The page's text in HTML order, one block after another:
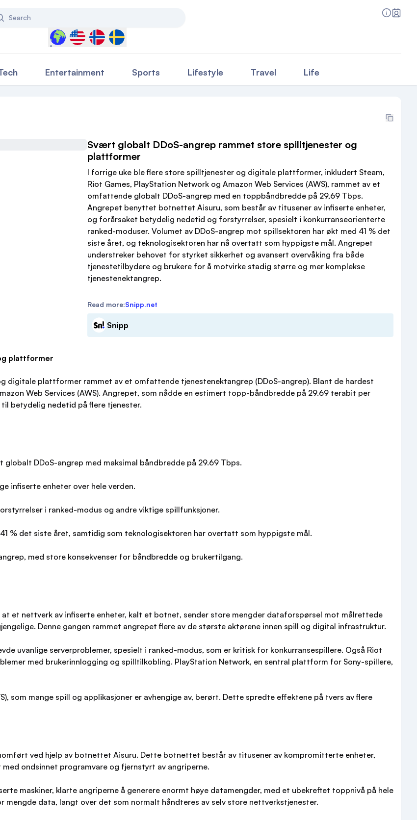
Select a country to filter content
Entertainment Sports Lifestyle Travel Life
Svært globalt DDoS-angrep rammet store spilltjenester og
plattformer
I forrige uke ble flere store spilltjenester og digitale plattformer, inkludert Steam,
Riot Games, PlayStation Network og Amazon Web Services (AWS), rammet av et
omfattende globalt DDoS-angrep med en toppbåndbredde på 29,69 Tbps.
Angrepet benyttet botnettet Aisuru, som består av titusener av infiserte enheter,
og forårsaket betydelig nedetid og forstyrrelser, spesielt i konkurranseorienterte
ranked-moduser. Volumet av DDoS-angrep mot spillsektoren har økt med 41 % det
siste året, og teknologisektoren har nå overtatt som hyppigste mål. Angrepet
understreker behovet for styrket sikkerhet og avansert overvåking fra både
tjenestetilbydere og brukere for å motvirke stadig større og mer komplekse
tjenestenektangrep.
Read more:Snipp.net
Snipp
plattformer
digitale plattformer rammet av et omfattende tjenestenektangrep (DDoS-angrep). Blant de hardest
Web Services (AWS). Angrepet, som nådde en estimert topp-båndbredde på 29.69 terabit per
betydelig nedetid på flere tjenester.
DDoS-angrep med maksimal båndbredde på 29.69 Tbps.
infiserte enheter over hele verden.
i ranked-modus og andre viktige spillfunksjoner.
% det siste året, samtidig som teknologisektoren har overtatt som hyppigste mål.
med store konsekvenser for båndbredde og brukertilgang.
et nettverk av infiserte enheter, kalt et botnet, sender store mengder dataforspørsel mot målrettede
Denne gangen rammet angrepet flere av de største aktørene innen spill og digital infrastruktur.
uvanlige serverproblemer, spesielt i ranked-modus, som er kritisk for konkurransespillere. Også Riot
med brukerinnlogging og spilltilkobling. PlayStation Network, en sentral plattform for Sony-spillere,
som mange spill og applikasjoner er avhengige av, berørt. Dette spredte effektene på tvers av flere
ved hjelp av botnettet Aisuru. Dette botnettet består av titusener av kompromitterte enheter,
ondsinnet programvare og fjernstyrt av angriperne.
maskiner, klarte angriperne å generere enormt høye datamengder, med et ubekreftet toppnivå på hele
mengde data, langt over det som normalt håndteres av selv store nettverkstjenester.